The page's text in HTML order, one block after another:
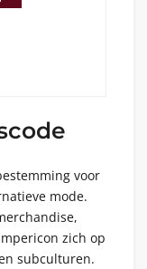
voor
mode.
zich op
subculturen.